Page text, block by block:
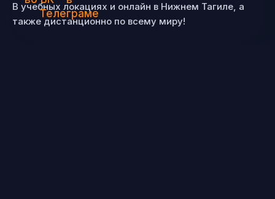
В учебных локациях и онлайн в Нижнем Тагиле, а
также дистанционно по всему миру!